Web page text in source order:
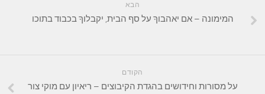
הבא
המימונה – אם יאהבוךָ על סף הבית, יקבלוךָ בכבוד בתוכו
הקודם
על מסורות וחידושים בהגדת הקיבוצים – ריאיון עם מוקי צור